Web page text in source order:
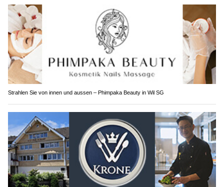
Strahlen Sie von innen und aussen – Phimpaka Beauty in Wil SG